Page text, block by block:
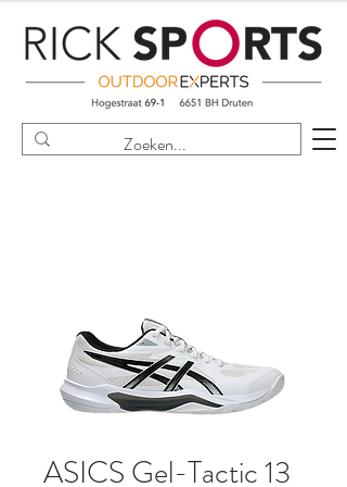
ASICS Gel-Tactic 13